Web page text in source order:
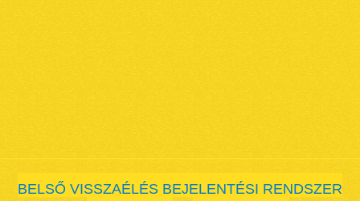
BELSŐ VISSZAÉLÉS BEJELENTÉSI RENDSZER